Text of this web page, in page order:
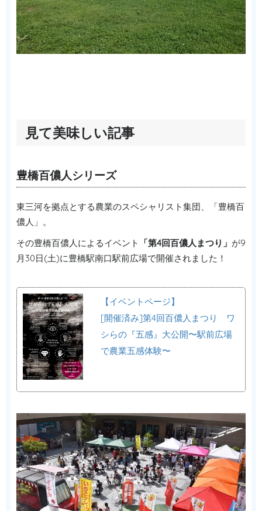
見て美味しい記事
豊橋百儂人シリーズ
東三河を拠点とする農業のスペシャリスト集団、「豊橋百
儂人」。
その豊橋百儂人によるイベント
「第4回百儂人まつり」 が9
月30日(土)に豊橋駅南口駅前広場で開催されました！
【イベントページ】
[開催済み]第4回百儂人まつり ワ
シらの『五感』大公開〜駅前広場
で農業五感体験〜